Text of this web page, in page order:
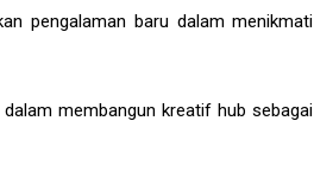
pengalaman baru dalam menikmati
membangun kreatif hub sebagai